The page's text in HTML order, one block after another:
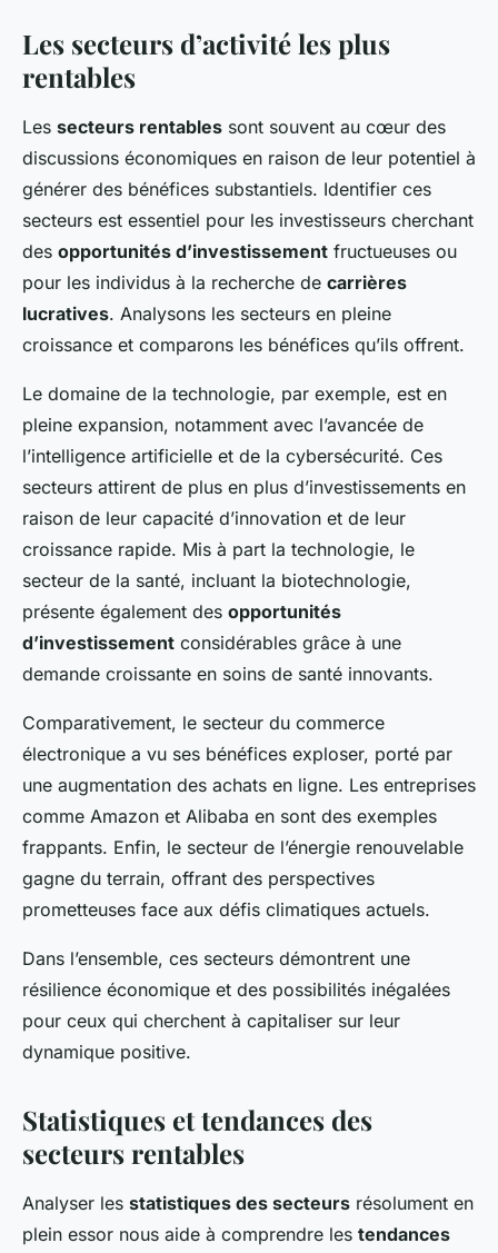
Les secteurs d’activité les plus
rentables
Les secteurs rentables sont souvent au cœur des
discussions économiques en raison de leur potentiel à
générer des bénéfices substantiels. Identifier ces
secteurs est essentiel pour les investisseurs cherchant
des opportunités d’investissement fructueuses ou
pour les individus à la recherche de carrières
lucratives. Analysons les secteurs en pleine
croissance et comparons les bénéfices qu’ils offrent.
Le domaine de la technologie, par exemple, est en
pleine expansion, notamment avec l’avancée de
l’intelligence artificielle et de la cybersécurité. Ces
secteurs attirent de plus en plus d’investissements en
raison de leur capacité d’innovation et de leur
croissance rapide. Mis à part la technologie, le
secteur de la santé, incluant la biotechnologie,
présente également des opportunités
d’investissement considérables grâce à une
demande croissante en soins de santé innovants.
Comparativement, le secteur du commerce
électronique a vu ses bénéfices exploser, porté par
une augmentation des achats en ligne. Les entreprises
comme Amazon et Alibaba en sont des exemples
frappants. Enfin, le secteur de l’énergie renouvelable
gagne du terrain, offrant des perspectives
prometteuses face aux défis climatiques actuels.
Dans l’ensemble, ces secteurs démontrent une
résilience économique et des possibilités inégalées
pour ceux qui cherchent à capitaliser sur leur
dynamique positive.
Statistiques et tendances des
secteurs rentables
Analyser les statistiques des secteurs résolument en
plein essor nous aide à comprendre les tendances